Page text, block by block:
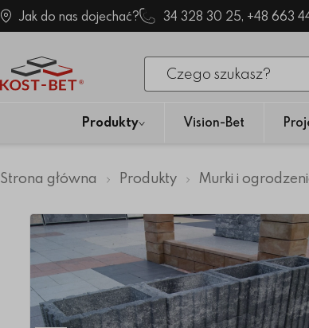
Jak do nas dojechać? 34 328 30 25, +48 663
Po kliknięciu przycisku
Produkty Vision-Bet
Strona główna Produkty Murki i